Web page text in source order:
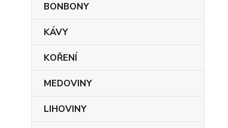
BONBONY
KÁVY
KOŘENÍ
MEDOVINY
LIHOVINY